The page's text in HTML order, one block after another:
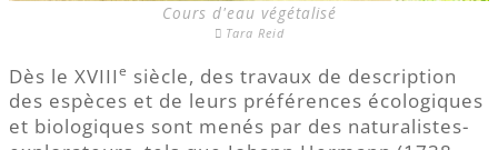
Cours d'eau végétalisé
Tara Reid
Dès le XVIIIe siècle, des travaux de description
des espèces et de leurs préférences écologiques
et biologiques sont menés par des naturalistes-